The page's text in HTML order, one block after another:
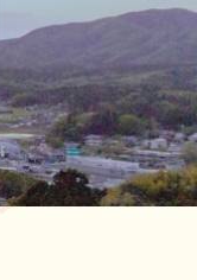
目的の情報を探